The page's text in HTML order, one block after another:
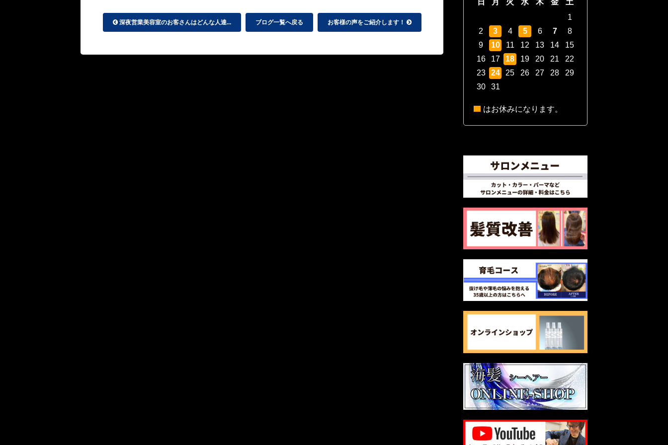
深夜営業美容室のお客さんはどんな人達... ブログ一覧へ戻る お客様の声をご紹介します！
日 月 火 水 木 金
土
1
2
3 4 5 6 7
8
9
10 11 12 13 14
15
16
17 18 19 20 21
22
23
24 25 26 27 28
29
30
31
はお休みになります。